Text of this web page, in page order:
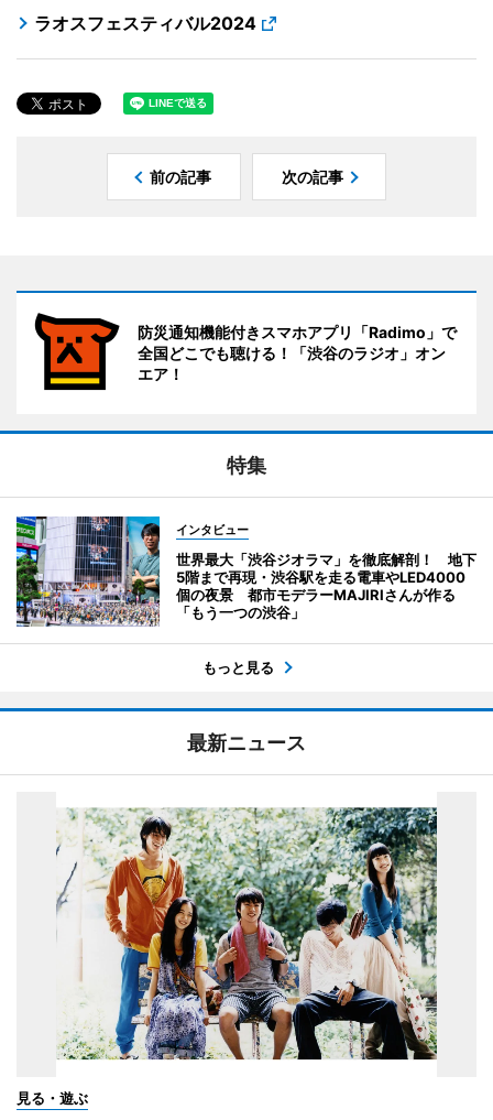
ラオスフェスティバル2024
前の記事 次の記事
防災通知機能付きスマホアプリ「Radimo」で
全国どこでも聴ける！「渋谷のラジオ」オン
エア！
特集
インタビュー
世界最大「渋谷ジオラマ」を徹底解剖！ 地下
5階まで再現・渋谷駅を走る電車やLED4000
個の夜景 都市モデラーMAJIRIさんが作る
「もう一つの渋谷」
もっと見る
最新ニュース
見る・遊ぶ